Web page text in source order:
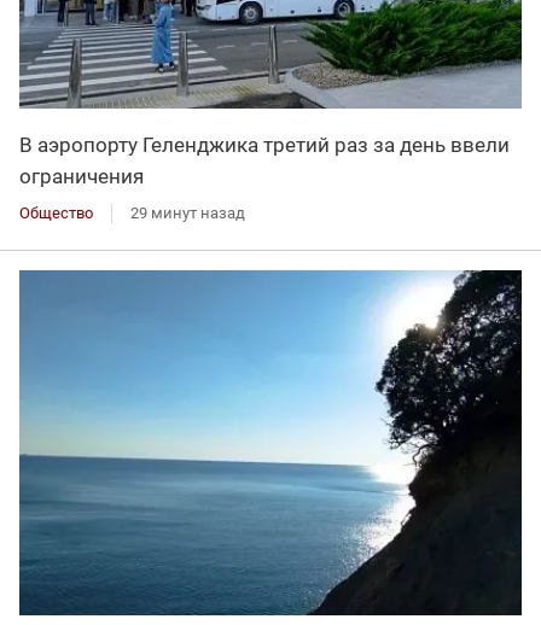
В аэропорту Геленджика третий раз за день ввели
ограничения
Общество 29 минут назад